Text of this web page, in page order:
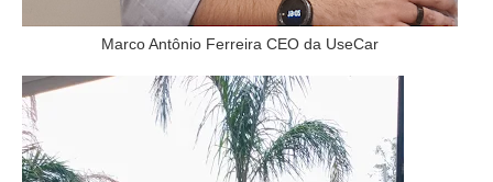
Marco Antônio Ferreira CEO da UseCar